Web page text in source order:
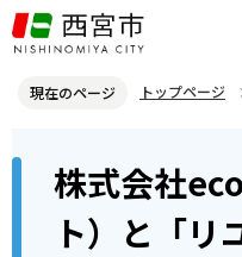
こ
の
ジ
現在のページ トップページ
株式会社ecommit(エコミット
携と協力に関する協定」を締結
株式会社
ト）と「リ